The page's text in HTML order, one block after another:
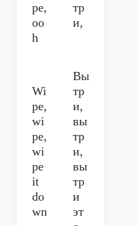
pe,
oo
h
тр
и,
Wi
pe,
wi
pe,
wi
pe
it
do
wn
Вы
тр
и,
вы
тр
и,
вы
тр
и
эт